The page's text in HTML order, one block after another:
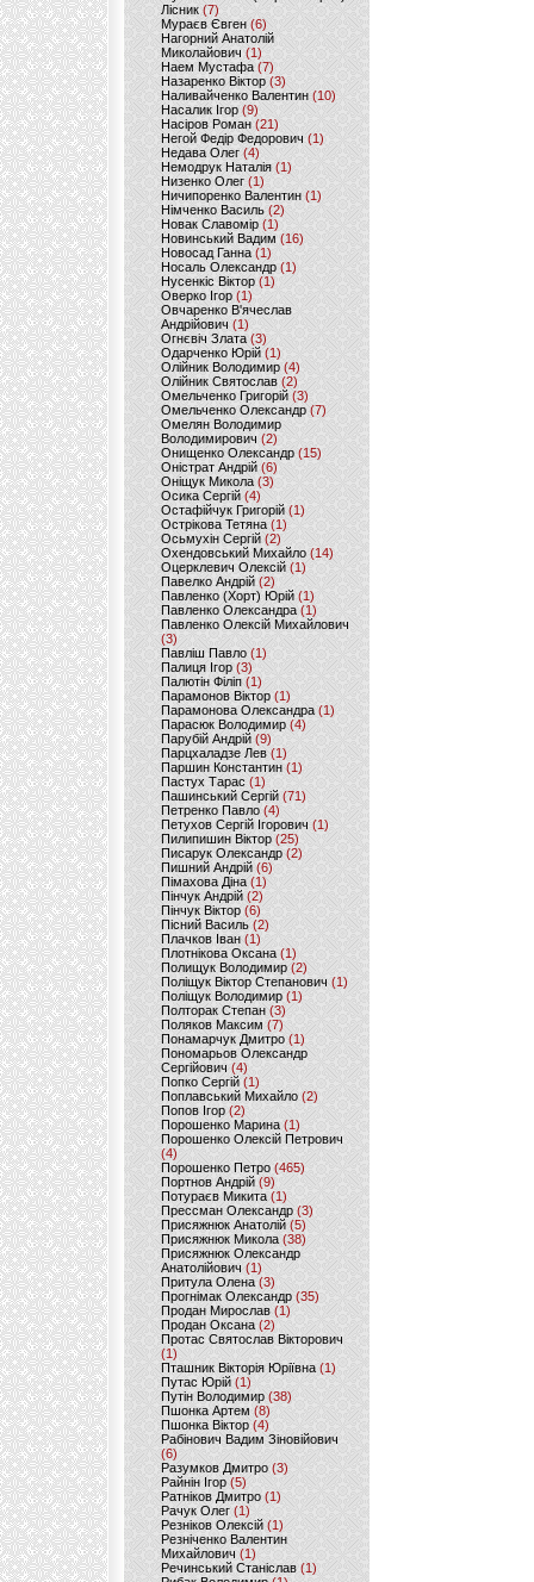
Лісник (7)
Мураєв Євген(6)
Нагорний Анатолій
Миколайович (1)
Наем Мустафа (7)
Назаренко Віктор (3)
Наливайченко Валентин (10)
Насалик Ігор(9)
Насіров Роман (21)
Негой Федір Федорович(1)
Недава Олег(4)
Немодрук Наталія(1)
Низенко Олег (1)
Ничипоренко Валентин (1)
Німченко Василь (2)
Новак Славомір (1)
Новинський Вадим (16)
Новосад Ганна (1)
Носаль Олександр (1)
Нусенкіс Віктор (1)
Оверко Ігор (1)
Овчаренко В'ячеслав
Андрійович(1)
Огнєвіч Злата (3)
Одарченко Юрій(1)
Олійник Володимир (4)
Олійник Святослав (2)
Омельченко Григорій (3)
Омельченко Олександр(7)
Омелян Володимир
Володимирович (2)
Онищенко Олександр (15)
Оністрат Андрій (6)
Оніщук Микола (3)
Осика Сергій(4)
Остафійчук Григорій(1)
Острікова Тетяна (1)
Осьмухін Сергій (2)
Охендовський Михайло (14)
Оцерклевич Олексій (1)
Павелко Андрій (2)
Павленко (Хорт) Юрій (1)
Павленко Олександра (1)
Павленко Олексій Михайлович
(3)
Павліш Павло(1)
Палиця Ігор (3)
Палютін Філіп(1)
Парамонов Віктор (1)
Парамонова Олександра(1)
Парасюк Володимир(4)
Парубій Андрій (9)
Парцхаладзе Лев (1)
Паршин Константин(1)
Пастух Тарас (1)
Пашинський Сергій (71)
Петренко Павло (4)
Петухов Сергій Ігорович (1)
Пилипишин Віктор(25)
Писарук Олександр(2)
Пишний Андрій (6)
Пімахова Діна(1)
Пінчук Андрій(2)
Пінчук Віктор (6)
Пісний Василь (2)
Плачков Іван(1)
Плотнікова Оксана (1)
Полищук Володимир(2)
Поліщук Віктор Степанович(1)
Поліщук Володимир (1)
Полторак Степан(3)
Поляков Максим (7)
Понамарчук Дмитро (1)
Пономарьов Олександр
Сергійович(4)
Попко Сергій (1)
Поплавський Михайло (2)
Попов Ігор(2)
Порошенко Марина (1)
Порошенко Олексій Петрович
(4)
Порошенко Петро (465)
Портнов Андрій (9)
Потураєв Микита(1)
Прессман Олександр(3)
Присяжнюк Анатолій (5)
Присяжнюк Микола (38)
Присяжнюк Олександр
Анатолійович (1)
Притула Олена (3)
Прогнімак Олександр(35)
Продан Мирослав(1)
Продан Оксана (2)
Протас Святослав Вікторович
(1)
Пташник Вікторія Юріївна (1)
Путас Юрій (1)
Путін Володимир(38)
Пшонка Артем (8)
Пшонка Віктор(4)
Рабінович Вадим Зіновійович
(6)
Разумков Дмитро (3)
Райнін Ігор(5)
Ратніков Дмитро (1)
Рачук Олег (1)
Резніков Олексій(1)
Резніченко Валентин
Михайлович (1)
Речинський Станіслав (1)